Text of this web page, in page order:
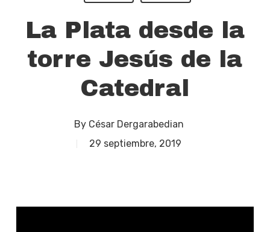
La Plata desde la
torre Jesús de la
Catedral
By César Dergarabedian
29 septiembre, 2019